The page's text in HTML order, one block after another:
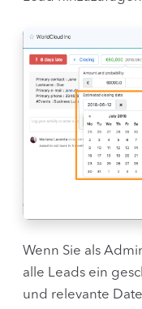
Wenn Sie als
alle Leads ein
und relevante